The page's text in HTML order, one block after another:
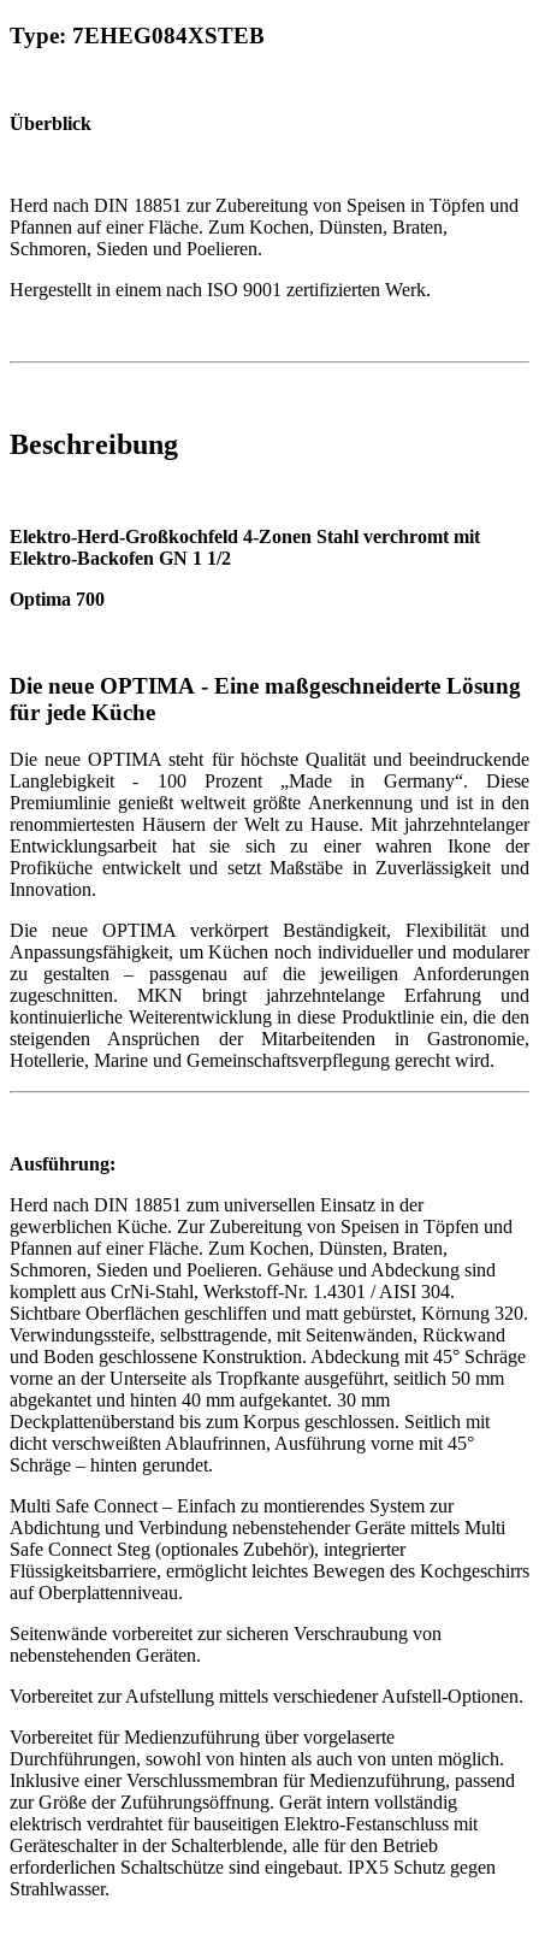
Type: 7EHEG084XSTEB
Überblick
Herd nach DIN 18851 zur Zubereitung von Speisen in Töpfen und
Pfannen auf einer Fläche. Zum Kochen, Dünsten, Braten,
Schmoren, Sieden und Poelieren.
Hergestellt in einem nach ISO 9001 zertifizierten Werk.
Beschreibung
Elektro-Herd-Großkochfeld 4-Zonen Stahl verchromt mit
Elektro-Backofen GN 1 1/2
Optima 700
Die neue OPTIMA - Eine maßgeschneiderte Lösung
für jede Küche
Die neue OPTIMA steht für höchste Qualität und beeindruckende
Langlebigkeit - 100 Prozent „Made in Germany“. Diese
Premiumlinie genießt weltweit größte Anerkennung und ist in den
renommiertesten Häusern der Welt zu Hause. Mit jahrzehntelanger
Entwicklungsarbeit hat sie sich zu einer wahren Ikone der
Profiküche entwickelt und setzt Maßstäbe in Zuverlässigkeit und
Innovation.
Die neue OPTIMA verkörpert Beständigkeit, Flexibilität und
Anpassungsfähigkeit, um Küchen noch individueller und modularer
zu gestalten – passgenau auf die jeweiligen Anforderungen
zugeschnitten. MKN bringt jahrzehntelange Erfahrung und
kontinuierliche Weiterentwicklung in diese Produktlinie ein, die den
steigenden Ansprüchen der Mitarbeitenden in Gastronomie,
Hotellerie, Marine und Gemeinschaftsverpflegung gerecht wird.
Ausführung:
Herd nach DIN 18851 zum universellen Einsatz in der
gewerblichen Küche. Zur Zubereitung von Speisen in Töpfen und
Pfannen auf einer Fläche. Zum Kochen, Dünsten, Braten,
Schmoren, Sieden und Poelieren. Gehäuse und Abdeckung sind
komplett aus CrNi-Stahl, Werkstoff-Nr. 1.4301 / AISI 304.
Sichtbare Oberflächen geschliffen und matt gebürstet, Körnung 320.
Verwindungssteife, selbsttragende, mit Seitenwänden, Rückwand
und Boden geschlossene Konstruktion. Abdeckung mit 45° Schräge
vorne an der Unterseite als Tropfkante ausgeführt, seitlich 50 mm
abgekantet und hinten 40 mm aufgekantet. 30 mm
Deckplattenüberstand bis zum Korpus geschlossen. Seitlich mit
dicht verschweißten Ablaufrinnen, Ausführung vorne mit 45°
Schräge – hinten gerundet.
Multi Safe Connect – Einfach zu montierendes System zur
Abdichtung und Verbindung nebenstehender Geräte mittels Multi
Safe Connect Steg (optionales Zubehör), integrierter
Flüssigkeitsbarriere, ermöglicht leichtes Bewegen des Kochgeschirrs
auf Oberplattenniveau.
Seitenwände vorbereitet zur sicheren Verschraubung von
nebenstehenden Geräten.
Vorbereitet zur Aufstellung mittels verschiedener Aufstell-Optionen.
Vorbereitet für Medienzuführung über vorgelaserte
Durchführungen, sowohl von hinten als auch von unten möglich.
Inklusive einer Verschlussmembran für Medienzuführung, passend
zur Größe der Zuführungsöffnung. Gerät intern vollständig
elektrisch verdrahtet für bauseitigen Elektro-Festanschluss mit
Geräteschalter in der Schalterblende, alle für den Betrieb
erforderlichen Schaltschütze sind eingebaut. IPX5 Schutz gegen
Strahlwasser.